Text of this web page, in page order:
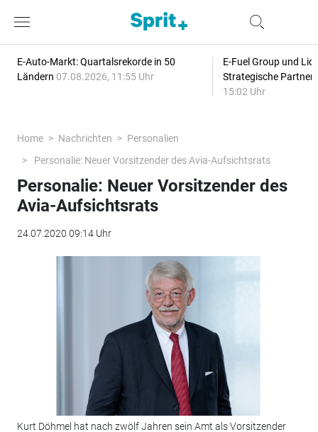
E-Auto-Markt: Quartalsrekorde in 50
Ländern 07.08.2026, 11:55 Uhr
E-Fuel Group und
Strategische
15:02 Uhr
Home Nachrichten
Personalien
Personalie: Neuer Vorsitzender des Avia-Aufsichtsrats
Personalie: Neuer Vorsitzender des
Avia-Aufsichtsrats
24.07.2020 09:14 Uhr
Kurt Döhmel hat nach zwölf Jahren sein Amt als Vorsitzender